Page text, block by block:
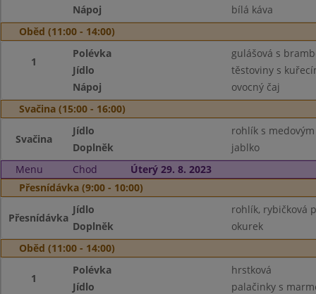
Nápoj
bílá káva
Oběd (11:00 - 14:00)
1
Polévka
gulášová s
Jídlo
těstoviny s
Nápoj
ovocný čaj
Svačina (15:00 - 16:00)
Svačina
Jídlo
rohlík s
Doplněk
jablko
Menu
Chod
Úterý 29. 8. 2023
Přesnídávka (9:00 - 10:00)
Přesnídávka
Jídlo
rohlík, rybičková
Doplněk
okurek
Oběd (11:00 - 14:00)
1
Polévka
hrstková
Jídlo
palačinky s